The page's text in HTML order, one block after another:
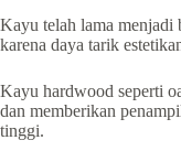
Kayu telah lama menjadi
karena daya tarik
Kayu hardwood seperti
dan memberikan
tinggi.